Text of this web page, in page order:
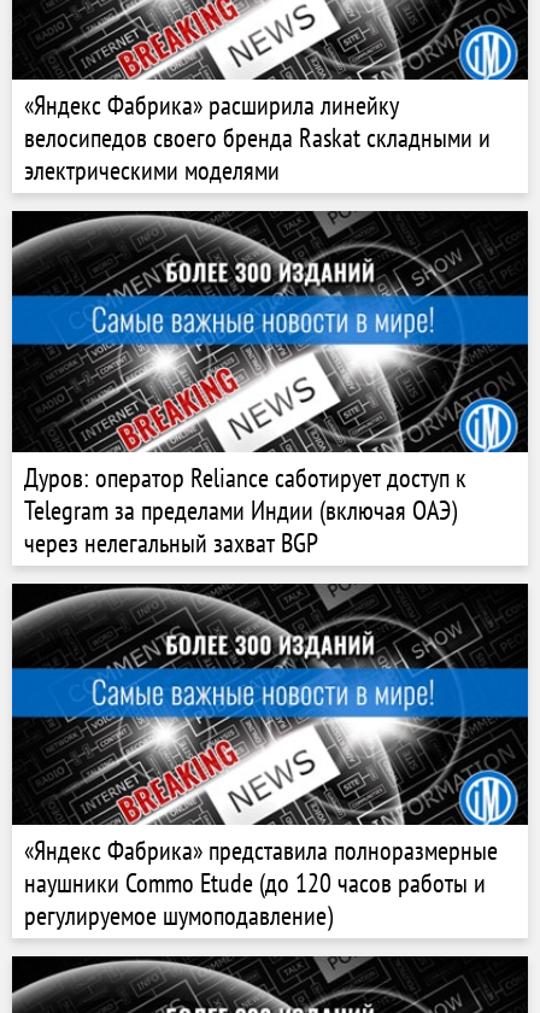
«Яндекс Фабрика» расширила линейку
велосипедов своего бренда Raskat складными и
электрическими моделями
Дуров: оператор Reliance саботирует доступ к
Telegram за пределами Индии (включая ОАЭ)
через нелегальный захват BGP
«Яндекс Фабрика» представила полноразмерные
наушники Commo Etude (до 120 часов работы и
регулируемое шумоподавление)